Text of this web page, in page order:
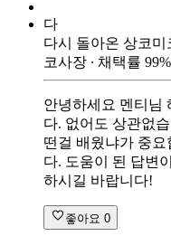
다
다시 돌아온 상코미
코사장 ∙ 채택률 99%
안녕하세요 멘티님
다. 없어도 상관없
떤걸 배웠냐가 중요
다. 도움이 된 답변
하시길 바랍니다!
좋아요 0